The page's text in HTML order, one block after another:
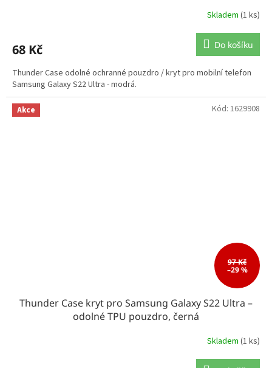
Skladem (1 ks)
68 Kč Do košíku
Thunder Case odolné ochranné pouzdro / kryt pro mobilní telefon
Samsung Galaxy S22 Ultra - modrá.
Akce
97 Kč
–29 %
Thunder Case kryt pro Samsung Galaxy S22 Ultra –
odolné TPU pouzdro, černá
Skladem (1 ks)
Kód: 1629908